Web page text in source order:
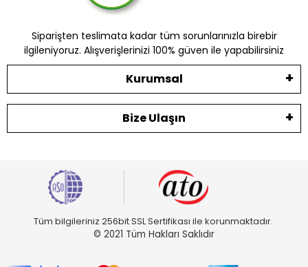
Siparişten teslimata kadar tüm sorunlarınızla birebir
ilgileniyoruz. Alışverişlerinizi 100% güven ile yapabilirsiniz
Kurumsal
Bize Ulaşın
Tüm bilgileriniz 256bit SSL Sertifikası ile korunmaktadır.
© 2021 Tüm Hakları Saklıdır